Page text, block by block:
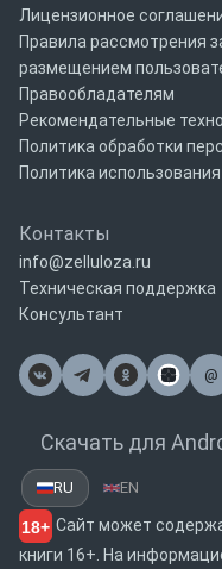
Лицензионное
Правила рассмотрения
размещением
Правообладателям
Рекомендательные
Политика обработки
Политика
Контакты
info@zelluloza.ru
Техническая поддержка
Консультант
@
Скачать для
RU EN
18+ Сайт может
книги 16+. На